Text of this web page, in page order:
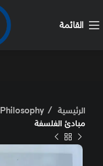
القائمة
الرئيسية Philosophy: الفلسفة
مبادئ الفلسفة